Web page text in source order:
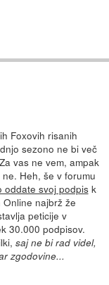
Foxovih risanih
sezono ne bi več
vas ne vem, ampak
Heh, še v forumu
oddate svoj podpisk
najbrž že
peticije v
30.000 podpisov.
saj ne bi rad videl,
zgodovine...